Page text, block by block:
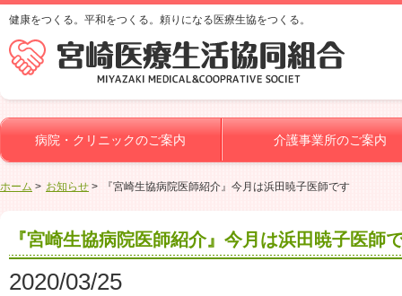
健康をつくる。平和をつくる。頼りになる医療生協をつくる。
病院・クリニックのご案内 介護事業所のご案内
ホーム お知らせ 『宮崎生協病院医師紹介』今月は浜田暁子医師です
『宮崎生協病院医師紹介』今月は浜田暁子医師
2020/03/25